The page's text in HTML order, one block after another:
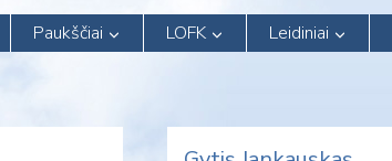
Paukščiai LOFK Leidiniai